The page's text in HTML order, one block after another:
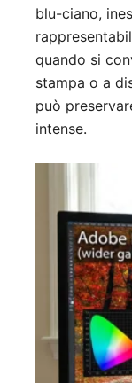
blu-ciano,
quando si
stampa o a
può
intense.